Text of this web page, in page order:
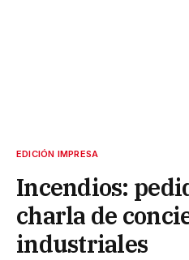
EDICIÓN IMPRESA
Incendios:
charla de
industriales